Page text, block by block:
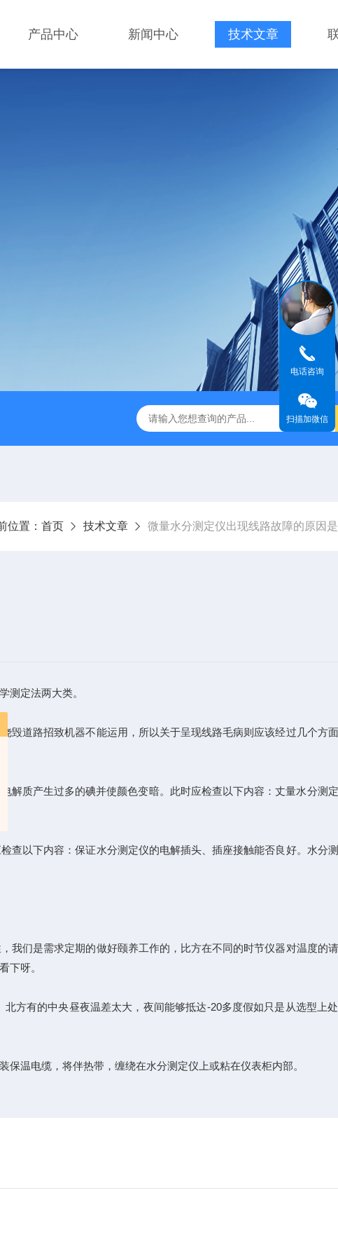
产品中心 新闻中心 技术文章
休水分测定仪 A310快速卤素水分测定仪 V-310库伦法微量
位置： 首页 技术文章 微量水分测定仪出现线路故障的原因
定法两大类。
毁道路招致机器不能运用，所以关于呈现线路毛病则应该经过几个方
质产生过多的碘并使颜色变暗。此时应检查以下内容：丈量水分测
以下内容：保证水分测定仪的电解插头、插座接触能否良好。水分
们是需求定期的做好颐养工作的，比方在不同的时节仪器对温度的
下呀。
有的中央昼夜温差太大，夜间能够抵达-20多度假如只是从选型上
温电缆，将伴热带，缠绕在水分测定仪上或粘在仪表柜内部。
电话咨询
扫描加微信